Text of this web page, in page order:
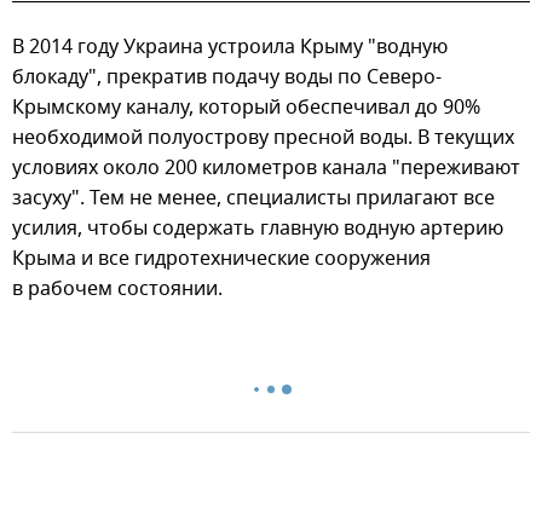
В 2014 году Украина устроила Крыму "водную
блокаду", прекратив подачу воды по Северо-
Крымскому каналу, который обеспечивал до 90%
необходимой полуострову пресной воды. В текущих
условиях около 200 километров канала "переживают
засуху". Тем не менее, специалисты прилагают все
усилия, чтобы содержать главную водную артерию
Крыма и все гидротехнические сооружения
в рабочем состоянии.